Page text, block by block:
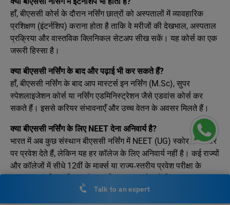
हाँ, बीएससी कोर्स के दौरान नर्सिंग छात्रों को अस्पतालों में व्यावहारिक
प्रशिक्षण (इंटर्नशिप) कराना होता है ताकि वे मरीजों की देखभाल, अस्पताल
प्रक्रिया और वास्तविक क्लिनिकल सेटअप सीख सकें। यह कोर्स का एक
जरूरी हिस्सा है।
क्या बीएससी नर्सिंग के बाद और पढ़ाई भी कर सकते हैं?
हाँ, बीएससी नर्सिंग के बाद आप मास्टर्स इन नर्सिंग (M.Sc), सुपर
स्पेशलाइजेशन कोर्स या नर्सिंग एडमिनिस्ट्रेशन जैसे एडवांस कोर्स कर
सकते हैं। इससे करियर संभावनाएँ और उच्च वेतन के अवसर मिलते हैं।
क्या बीएससी नर्सिंग के लिए NEET देना अनिवार्य है?
भारत में अब कुछ संस्थान बीएससी नर्सिंग में NEET (UG) स्कोर के आधार
पर प्रवेश देते हैं, लेकिन यह हर कॉलेज के लिए अनिवार्य नहीं है। कई राज्यों
और कॉलेजों में सीधे 12वीं के मार्क्स या राज्य‑स्तरीय प्रवेश परीक्षा के
NEET देना अनिवार्य हो।
Talk to an expert